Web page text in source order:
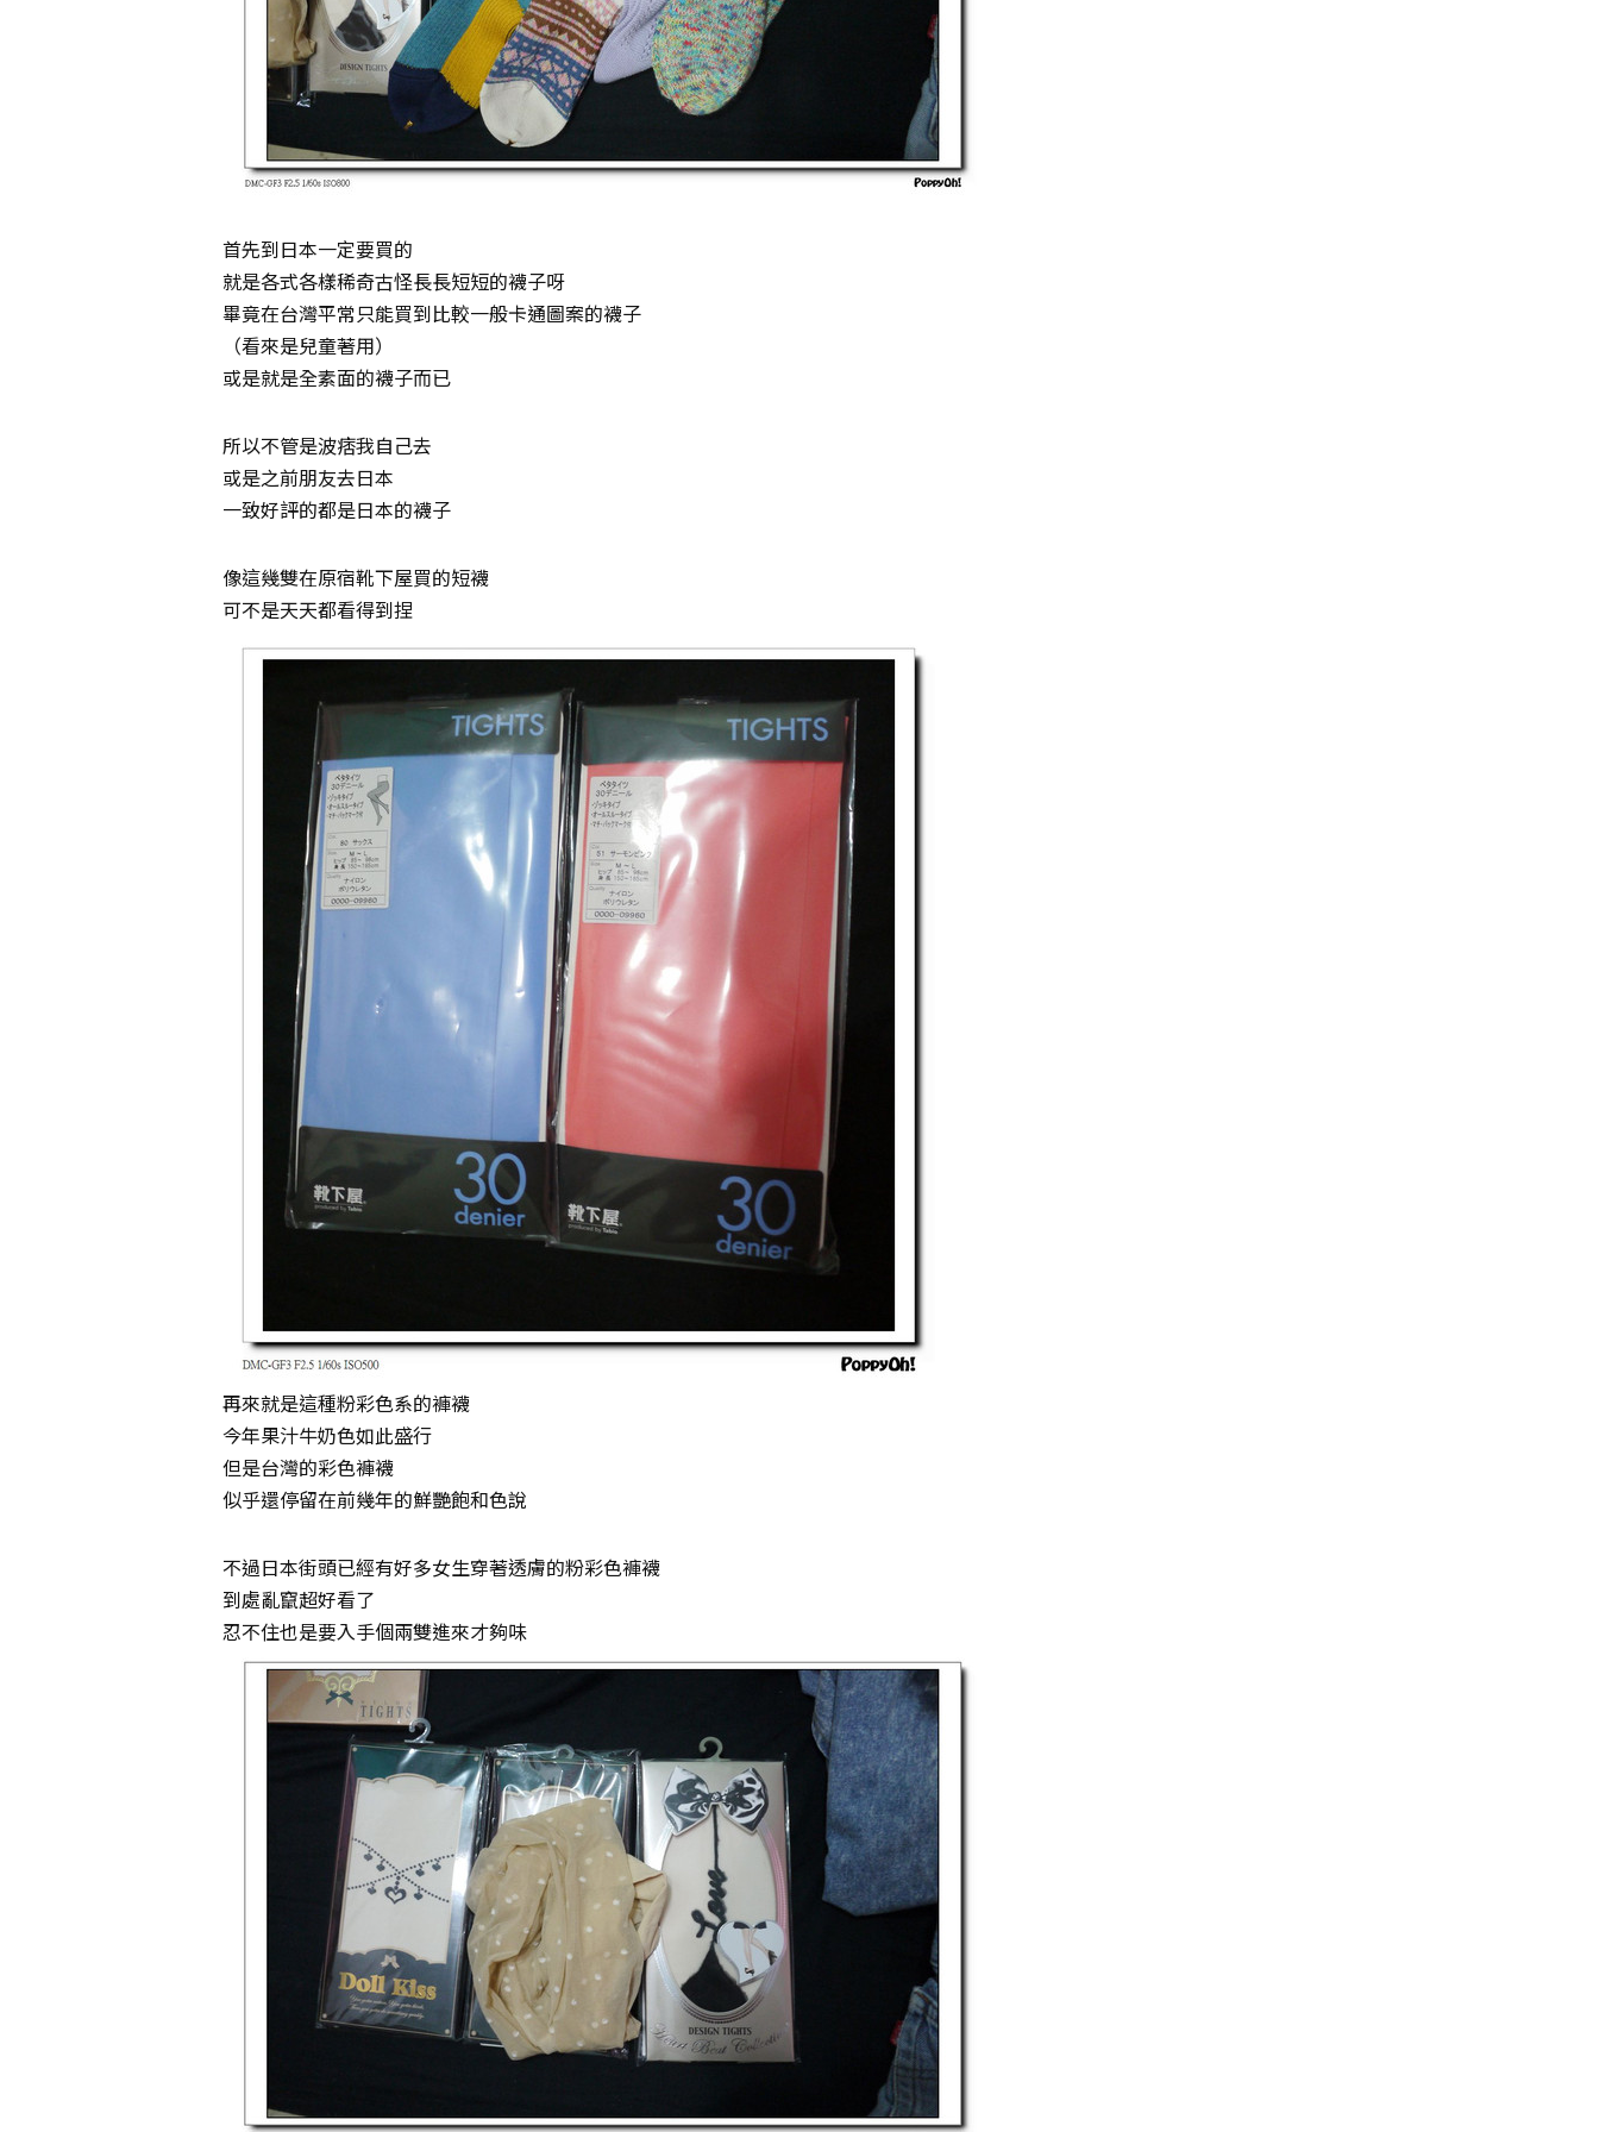
首先到日本一定要買的
就是各式各樣稀奇古怪長長短短的襪子呀
畢竟在台灣平常只能買到比較一般卡通圖案的襪子
（看來是兒童著用）
或是就是全素面的襪子而已
所以不管是波痞我自己去
或是之前朋友去日本
一致好評的都是日本的襪子
像這幾雙在原宿靴下屋買的短襪
可不是天天都看得到捏
再來就是這種粉彩色系的褲襪
今年果汁牛奶色如此盛行
但是台灣的彩色褲襪
似乎還停留在前幾年的鮮艷飽和色說
不過日本街頭已經有好多女生穿著透膚的粉彩色褲襪
到處亂竄超好看了
忍不住也是要入手個兩雙進來才夠味